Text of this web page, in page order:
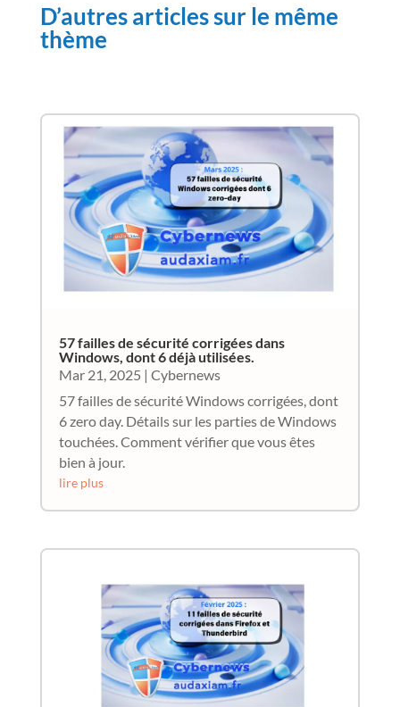
D’autres articles sur le même
thème
57 failles de sécurité corrigées dans
Windows, dont 6 déjà utilisées.
Mar 21, 2025 | Cybernews
57 failles de sécurité Windows corrigées, dont
6 zero day. Détails sur les parties de Windows
touchées. Comment vérifier que vous êtes
bien à jour.
lire plus